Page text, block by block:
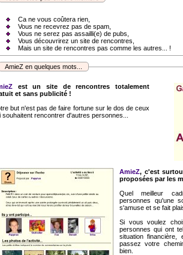
Ca ne vous coûtera rien,
Vous ne recevrez pas de spam,
Vous ne serez pas assailli(e) de pubs,
Vous découvrirez un site de rencontres,
Mais un site de rencontres pas comme les autres... !
AmieZ en quelques mots...
est un site de rencontres totalement
et sans publicité !
but n'est pas de faire fortune sur le dos de ceux
souhaitent rencontrer d'autres personnes...
AmieZ, c'est
proposées par les
Quel meilleur
personnes qu'une
s'amuse et se fait
Si vous voulez
personnes qui ont
situation financière,
passez votre
bien.